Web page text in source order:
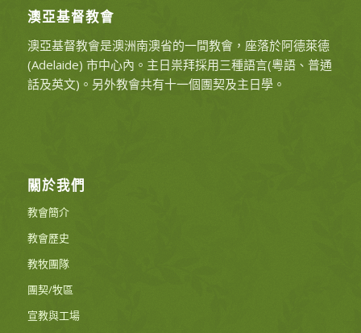
澳亞基督教會
澳亞基督教會是澳洲南澳省的一間教會，座落於阿德萊德
(Adelaide) 市中心內。主日祟拜採用三種語言(粵語、普通
話及英文)。另外教會共有十一個團契及主日學。
關於我們
教會簡介
教會歷史
教牧團隊
團契/牧區
宣教與工場